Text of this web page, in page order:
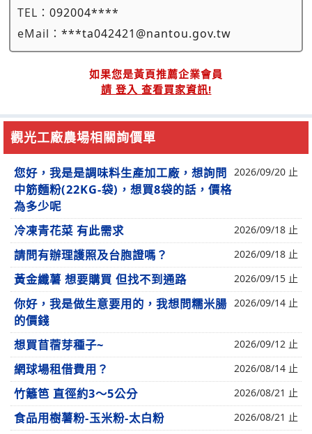
TEL： 092004****
eMail： ***ta042421@nantou.gov.tw
如果您是黃頁推薦企業會員
請 登入 查看買家資訊!
觀光工廠農場相關詢價單
您好，我是是調味料生產加工廠，想詢問
中筋麵粉(22KG-袋)，想買8袋的話，價格
為多少呢
2026/09/20 止
冷凍青花菜 有此需求 2026/09/18 止
請問有辦理護照及台胞證嗎？ 2026/09/18 止
黃金纖薯 想要購買 但找不到通路 2026/09/15 止
你好，我是做生意要用的，我想問糯米腸
的價錢
2026/09/14 止
想買苜蓿芽種子~ 2026/09/12 止
網球場租借費用？ 2026/08/14 止
竹籬笆 直徑約3～5公分 2026/08/21 止
食品用樹薯粉-玉米粉-太白粉 2026/08/21 止